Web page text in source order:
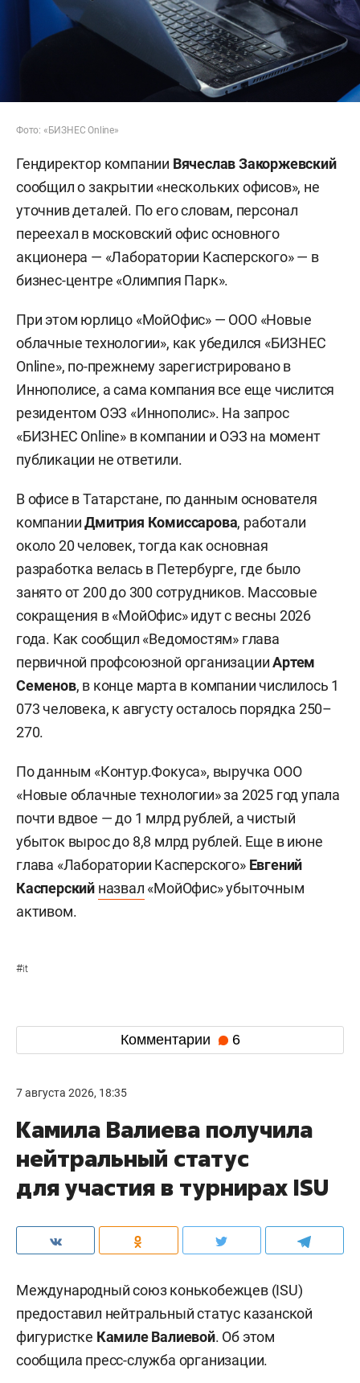
Фото: «БИЗНЕС Online»
Гендиректор компании Вячеслав Закоржевский
сообщил о закрытии «нескольких офисов», не
уточнив деталей. По его словам, персонал
переехал в московский офис основного
акционера — «Лаборатории Касперского» — в
бизнес-центре «Олимпия Парк».
При этом юрлицо «МойОфис» — ООО «Новые
облачные технологии», как убедился «БИЗНЕС
Online», по-прежнему зарегистрировано в
Иннополисе, а сама компания все еще числится
резидентом ОЭЗ «Иннополис». На запрос
«БИЗНЕС Online» в компании и ОЭЗ на момент
публикации не ответили.
В офисе в Татарстане, по данным основателя
компанииДмитрия Комиссарова, работали
около 20 человек, тогда как основная
разработка велась в Петербурге, где было
занято от 200 до 300 сотрудников. Массовые
сокращения в «МойОфис» идут с весны 2026
года. Как сообщил «Ведомостям» глава
первичной профсоюзной организацииАртем
Семенов, в конце марта в компании числилось 1
073 человека, к августу осталось порядка 250–
270.
По данным «Контур.Фокуса», выручка ООО
«Новые облачные технологии» за 2025 год упала
почти вдвое — до 1 млрд рублей, а чистый
убыток вырос до 8,8 млрд рублей. Еще в июне
глава «Лаборатории Касперского» Евгений
Касперский назвал «МойОфис» убыточным
активом.
#it
Комментарии 6
7 августа 2026, 18:35
Камила Валиева получила
нейтральный статус
для участия в турнирах ISU
Международный союз конькобежцев (ISU)
предоставил нейтральный статус казанской
фигуристке Камиле Валиевой. Об этом
сообщила пресс-служба организации.